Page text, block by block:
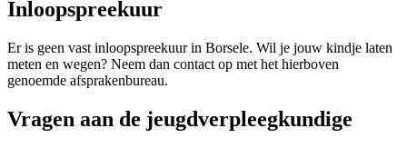
Inloopspreekuur
Er is geen vast inloopspreekuur in Borsele. Wil je jouw kindje laten
meten en wegen? Neem dan contact op met het hierboven
genoemde afsprakenbureau.
Vragen aan de jeugdverpleegkundige